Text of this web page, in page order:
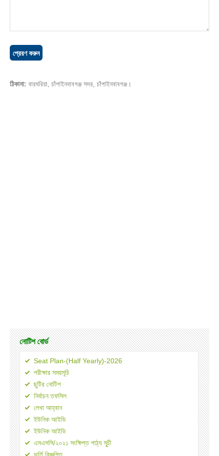
ঠিকানা: বারঘরিয়া, চাঁপাইনবাবগঞ্জ সদর, চাঁপাইনবাবগঞ্জ।
নোটিশ বোর্ড
Seat Plan-(Half Yearly)-2026
পরীক্ষার সময়সূচি
ছুটির নোটিশ
নির্বাচন তফসিল
লেখা আহ্বান
ইউনিক আইডি
ইউনিক আইডি
এসএসসি/২০২১ সংক্ষিপ্ত পাঠ্য সূূচী